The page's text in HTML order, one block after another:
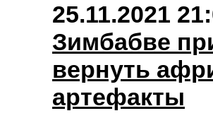
25.11.2021
Зимбабве
вернуть
артефакты